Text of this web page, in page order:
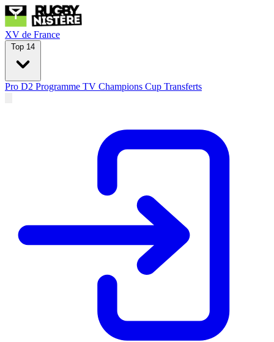
XV de France
Top 14
Pro D2 Programme TV Champions Cup Transferts